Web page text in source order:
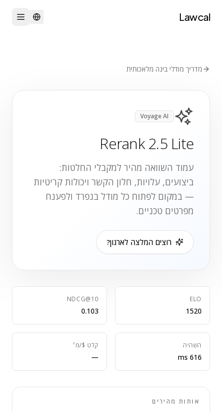
Lawcal
מדריך מודלי בינה מלאכותית
Voyage AI
Rerank 2.5 Lite
עמוד השוואה מהיר למקבלי החלטות:
ביצועים, עלויות, חלון הקשר ויכולות קריטיות
— במקום לפתוח כל מודל בנפרד ולפענח
מפרטים טכניים.
רוצים המלצה לארגון?
ELO
1520
NDCG@10
0.103
השהיה
616 ms
קלט $/מ׳
—
אותות מהירים